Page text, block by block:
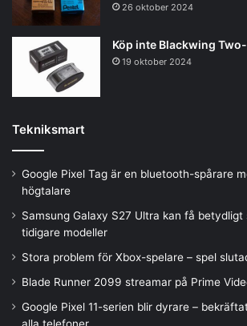
26 oktober 2024
Köp inte Blackwing
19 oktober 2024
Tekniksmart
Google Pixel Tag är en bluetooth-spårare
högtalare
Samsung Galaxy S27 Ultra kan få
tidigare modeller
Stora problem för Xbox-spelare – spel
Blade Runner 2099 streamar på Prime
Google Pixel 11-serien blir dyrare –